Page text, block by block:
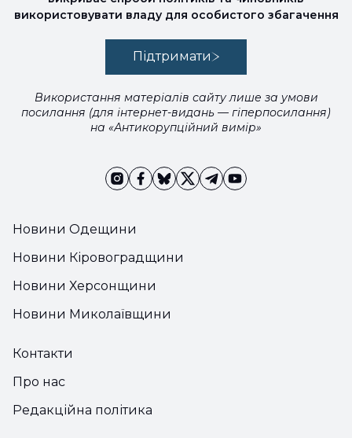
Новини Одещини
Новини Кіровоградщини
Новини Херсонщини
Новини Миколаївщини
використовувати владу для особистого збагачення
Підтримати
Використання матеріалів сайту лише за умови
посилання (для інтернет-видань — гіперпосилання)
на «Антикорупційний вимір»
Контакти
Про нас
Редакційна політика